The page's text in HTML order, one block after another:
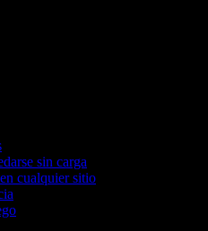
sin carga
cualquier sitio